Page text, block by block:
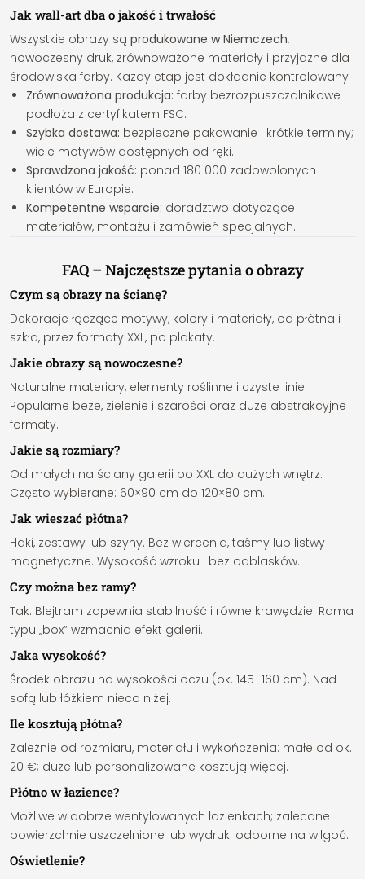
Jak wall-art dba o jakość i trwałość
Wszystkie obrazy są produkowane w Niemczech,
nowoczesny druk, zrównoważone materiały i przyjazne dla
środowiska farby. Każdy etap jest dokładnie kontrolowany.
Zrównoważona produkcja: farby bezrozpuszczalnikowe i
podłoża z certyfikatem FSC.
Szybka dostawa: bezpieczne pakowanie i krótkie terminy;
wiele motywów dostępnych od ręki.
Sprawdzona jakość: ponad 180 000 zadowolonych
klientów w Europie.
Kompetentne wsparcie: doradztwo dotyczące
materiałów, montażu i zamówień specjalnych.
FAQ – Najczęstsze pytania o obrazy
Czym są obrazy na ścianę?
Dekoracje łączące motywy, kolory i materiały, od płótna i
szkła, przez formaty XXL, po plakaty.
Jakie obrazy są nowoczesne?
Naturalne materiały, elementy roślinne i czyste linie.
Popularne beże, zielenie i szarości oraz duże abstrakcyjne
formaty.
Jakie są rozmiary?
Od małych na ściany galerii po XXL do dużych wnętrz.
Często wybierane: 60×90 cm do 120×80 cm.
Jak wieszać płótna?
Haki, zestawy lub szyny. Bez wiercenia, taśmy lub listwy
magnetyczne. Wysokość wzroku i bez odblasków.
Czy można bez ramy?
Tak. Blejtram zapewnia stabilność i równe krawędzie. Rama
typu „box” wzmacnia efekt galerii.
Jaka wysokość?
Środek obrazu na wysokości oczu (ok. 145–160 cm). Nad
sofą lub łóżkiem nieco niżej.
Ile kosztują płótna?
Zależnie od rozmiaru, materiału i wykończenia: małe od ok.
20 €; duże lub personalizowane kosztują więcej.
Płótno w łazience?
Możliwe w dobrze wentylowanych łazienkach; zalecane
powierzchnie uszczelnione lub wydruki odporne na wilgoć.
Oświetlenie?